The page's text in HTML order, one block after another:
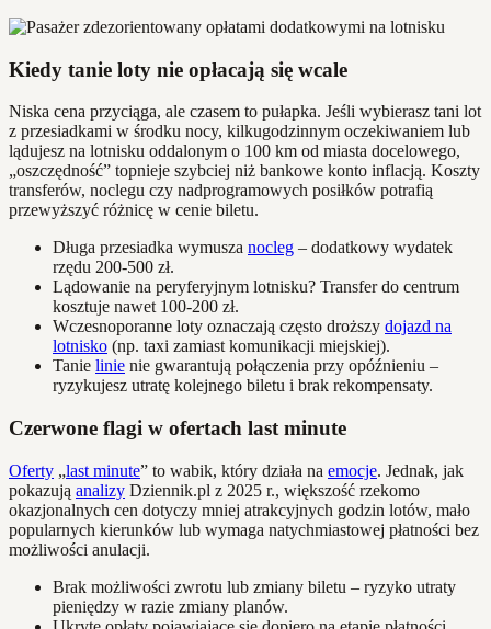
Kiedy tanie loty nie opłacają się wcale
Niska cena przyciąga, ale czasem to pułapka. Jeśli wybierasz tani lot
z przesiadkami w środku nocy, kilkugodzinnym oczekiwaniem lub
lądujesz na lotnisku oddalonym o 100 km od miasta docelowego,
„oszczędność” topnieje szybciej niż bankowe konto inflacją. Koszty
transferów, noclegu czy nadprogramowych posiłków potrafią
przewyższyć różnicę w cenie biletu.
Długa przesiadka wymusza nocleg – dodatkowy wydatek
rzędu 200-500 zł.
Lądowanie na peryferyjnym lotnisku? Transfer do centrum
kosztuje nawet 100-200 zł.
Wczesnoporanne loty oznaczają często droższy dojazd na
lotnisko (np. taxi zamiast komunikacji miejskiej).
Tanie linie nie gwarantują połączenia przy opóźnieniu –
ryzykujesz utratę kolejnego biletu i brak rekompensaty.
Czerwone flagi w ofertach last minute
Oferty „last minute” to wabik, który działa na emocje. Jednak, jak
pokazują analizy Dziennik.pl z 2025 r., większość rzekomo
okazjonalnych cen dotyczy mniej atrakcyjnych godzin lotów, mało
popularnych kierunków lub wymaga natychmiastowej płatności bez
możliwości anulacji.
Brak możliwości zwrotu lub zmiany biletu – ryzyko utraty
pieniędzy w razie zmiany planów.